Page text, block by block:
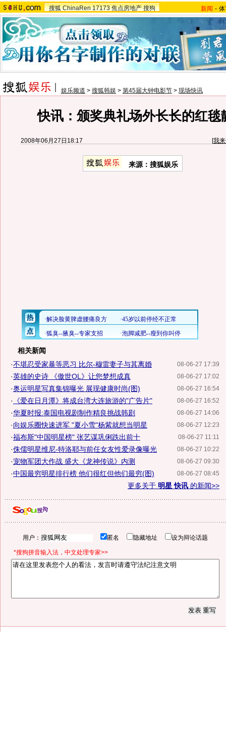
搜狐 ChinaRen 17173 焦点房地产 搜狗 新闻 -
娱乐频道 > 搜狐韩娱 > 第45届大钟电影节 > 现场快讯
快讯：颁奖典礼场外长长的红毯
2008年06月27日18:17 [我
来源：搜狐娱乐
相关新闻
08-06-27 17:39
·不堪忍受家暴等恶习 比尔-穆雷妻子与其离婚
08-06-27 17:02
·英雄的史诗 《傲世OL》让您梦想成真
08-06-27 16:54
·奥运明星写真集锦曝光 展现健康时尚(图)
08-06-27 16:52
· 《爱在日月潭》将成台湾大连旅游的"广告片"
08-06-27 14:06
·华夏时报:泰国电视剧制作精良挑战韩剧
08-06-27 12:23
·向娱乐圈快速进军 "夏小雪"杨紫就想当明星
08-06-27 11:11
·福布斯"中国明星榜" 张艺谋巩俐跌出前十
08-06-27 10:22
·侏儒明星维尼-特洛耶与前任女友性爱录像曝光
08-06-27 09:30
·宠物军团大作战 盛大《龙神传说》内测
08-06-27 08:45
·中国最穷明星排行榜 他们很红但他们最穷(图)
更多关于 明星 快讯 的新闻>>
用户： 匿名 隐藏地址 设为辩论话题
*搜狗拼音输入法，中文处理专家>>